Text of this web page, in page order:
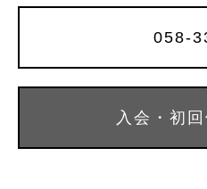
058-
入会・初